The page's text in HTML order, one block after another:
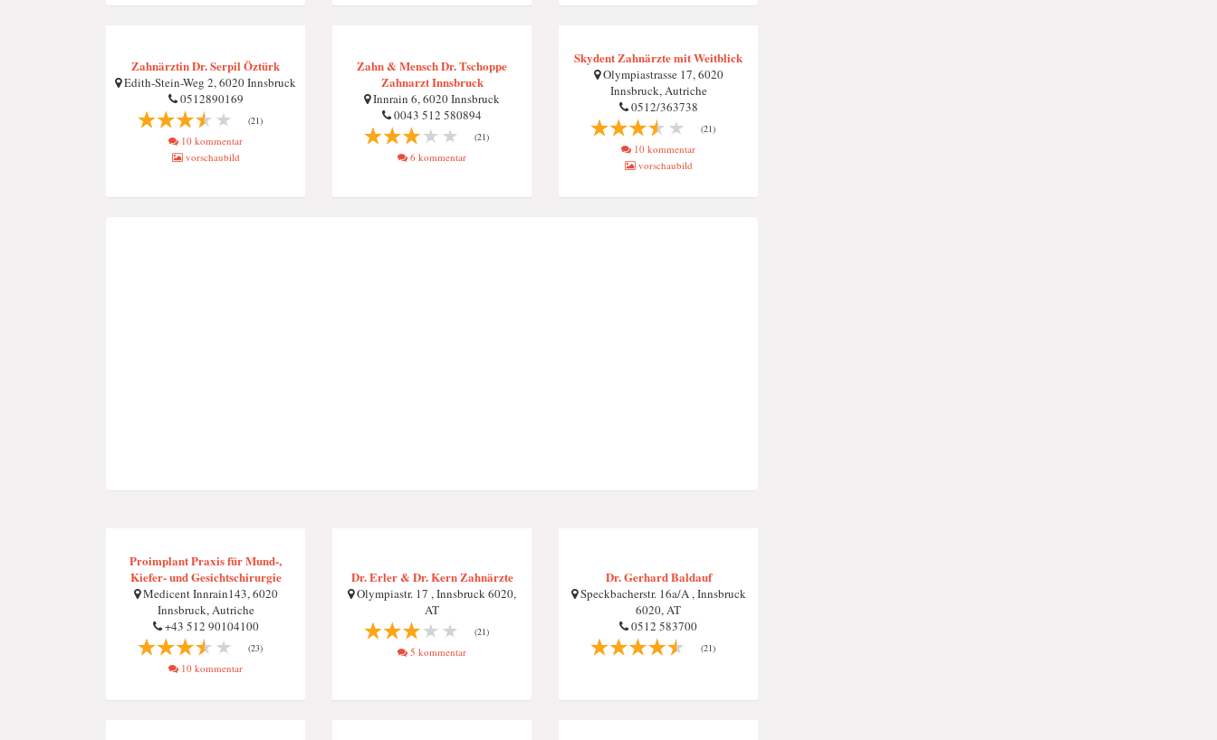
Zahnärztin Dr. Serpil Öztürk
Edith-Stein-Weg 2, 6020 Innsbruck
0512890169
(21)
10 kommentar
vorschaubild
Zahn & Mensch Dr. Tschoppe
Zahnarzt Innsbruck
Innrain 6, 6020 Innsbruck
0043 512 580894
(21)
6 kommentar
Skydent Zahnärzte mit Weitblick
Olympiastrasse 17, 6020
Innsbruck, Autriche
0512/363738
(21)
10 kommentar
vorschaubild
Proimplant Praxis für Mund-,
Kiefer- und Gesichtschirurgie
Medicent Innrain143, 6020
Innsbruck, Autriche
+43 512 90104100
(23)
10 kommentar
Dr. Erler & Dr. Kern Zahnärzte
Olympiastr. 17 , Innsbruck 6020,
AT
(21)
5 kommentar
Dr. Gerhard Baldauf
Speckbacherstr. 16a/A , Innsbruck
6020, AT
0512 583700
(21)